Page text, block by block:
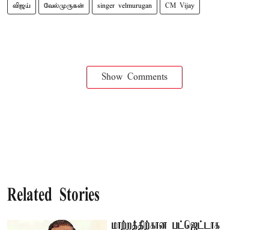
விஜய் வேல்முருகன் singer velmurugan CM Vijay
Show Comments
Related Stories
மாற்றத்திற்கான பட்ஜெட்டாக